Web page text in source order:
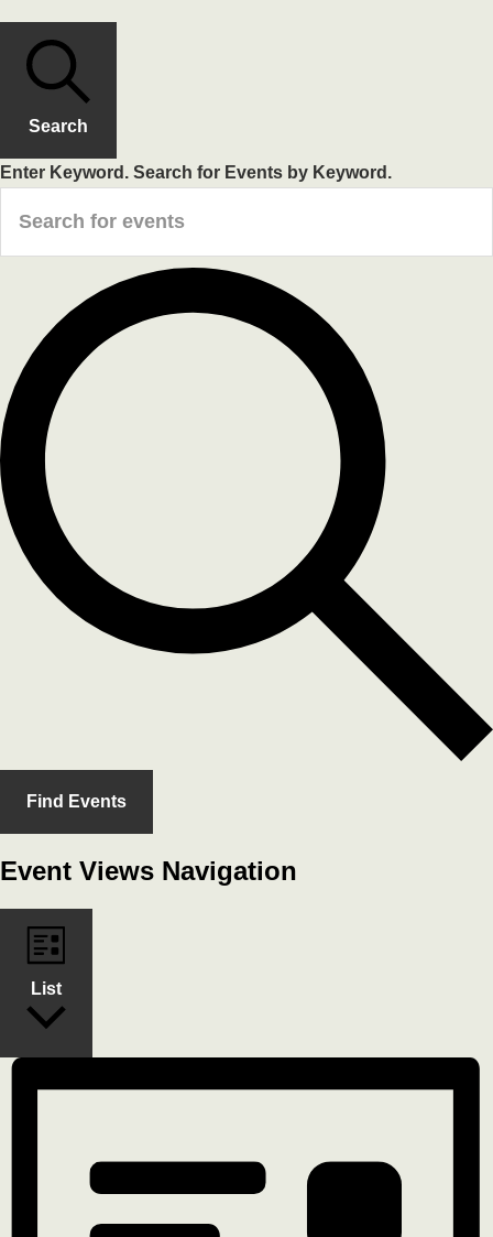
Search
Enter Keyword. Search for Events by Keyword.
Find Events
Event Views Navigation
List